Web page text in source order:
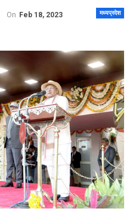
मध्यप्रदेश
On Feb 18, 2023